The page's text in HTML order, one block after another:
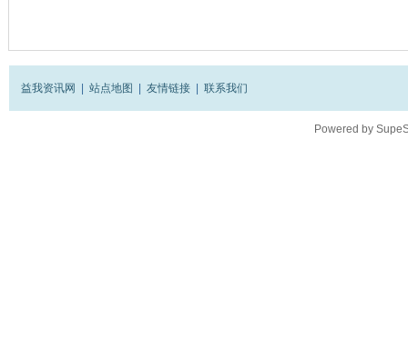
益我资讯网 站点地图 友情链接 联系我们
Powered by